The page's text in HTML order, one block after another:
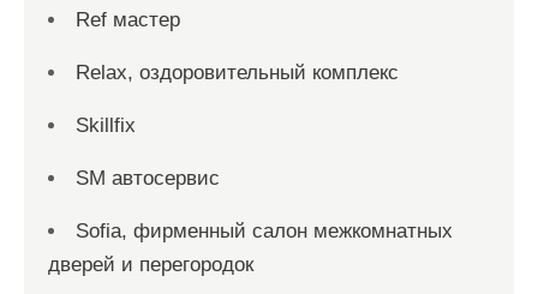
Ref мастер
Relax, оздоровительный комплекс
Skillfix
SM автосервис
Sofia, фирменный салон межкомнатных
дверей и перегородок